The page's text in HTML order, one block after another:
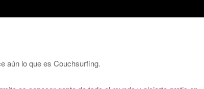
aún lo que es Couchsurfing.